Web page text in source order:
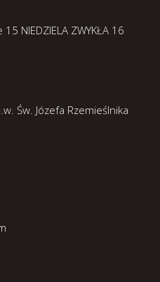
NIEDZIELA ZWYKŁA 16
Św. Józefa Rzemieślnika